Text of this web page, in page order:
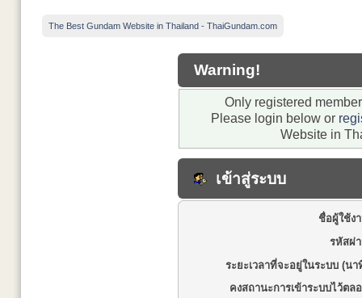
The Best Gundam Website in Thailand - ThaiGundam.com
Warning!
Only registered
Please login below or
Website in
เข้าสู่ระบบ
ชื่อผู้ใช้ง
รหัสผ่
ระยะเวลาที่จะอยู่ในระบบ (นา
คงสถานะการเข้าระบบไว้ตล